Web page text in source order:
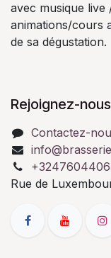
avec musique live
animations/cours
de sa dégustation.
Rejoignez-nous
Contactez-
Rue de